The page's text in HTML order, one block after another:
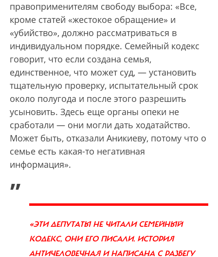
правоприменителям свободу выбора: «Все,
кроме статей «жестокое обращение» и
«убийство», должно рассматриваться в
индивидуальном порядке. Семейный кодекс
говорит, что если создана семья,
единственное, что может суд, — установить
тщательную проверку, испытательный срок
около полугода и после этого разрешить
усыновить. Здесь еще органы опеки не
сработали — они могли дать ходатайство.
Может быть, отказали Аникиеву, потому что о
семье есть какая-то негативная
информация».
„
«ЭТИ ДЕПУТАТЫ НЕ ЧИТАЛИ СЕМЕЙНЫЙ
КОДЕКС, ОНИ ЕГО ПИСАЛИ. ИСТОРИЯ
АНТИЧЕЛОВЕЧНАЯ И НАПИСАНА С РАЗБЕГУ